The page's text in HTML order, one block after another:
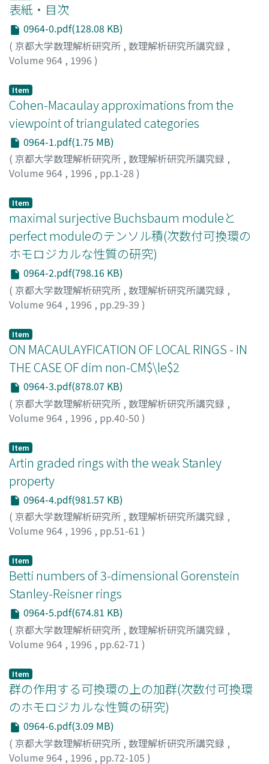
表紙・目次
0964-0.pdf(128.08 KB)
( 京都大学数理解析研究所 , 数理解析研究所講究録 ,
Volume 964 , 1996 )
Item
Cohen-Macaulay approximations from the
viewpoint of triangulated categories
0964-1.pdf(1.75 MB)
( 京都大学数理解析研究所 , 数理解析研究所講究録 ,
Volume 964 , 1996 , pp.1-28 )
Item
maximal surjective Buchsbaum moduleと
perfect moduleのテンソル積(次数付可換環の
ホモロジカルな性質の研究)
0964-2.pdf(798.16 KB)
( 京都大学数理解析研究所 , 数理解析研究所講究録 ,
Volume 964 , 1996 , pp.29-39 )
Item
ON MACAULAYFICATION OF LOCAL RINGS - IN
THE CASE OF dim non-CM$\le$2
0964-3.pdf(878.07 KB)
( 京都大学数理解析研究所 , 数理解析研究所講究録 ,
Volume 964 , 1996 , pp.40-50 )
Item
Artin graded rings with the weak Stanley
property
0964-4.pdf(981.57 KB)
( 京都大学数理解析研究所 , 数理解析研究所講究録 ,
Volume 964 , 1996 , pp.51-61 )
Item
Betti numbers of 3-dimensional Gorenstein
Stanley-Reisner rings
0964-5.pdf(674.81 KB)
( 京都大学数理解析研究所 , 数理解析研究所講究録 ,
Volume 964 , 1996 , pp.62-71 )
Item
群の作用する可換環の上の加群(次数付可換環
のホモロジカルな性質の研究)
0964-6.pdf(3.09 MB)
( 京都大学数理解析研究所 , 数理解析研究所講究録 ,
Volume 964 , 1996 , pp.72-105 )